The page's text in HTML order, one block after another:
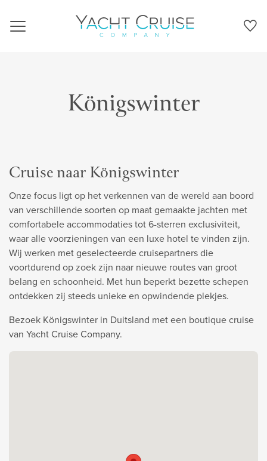
Navigation
Königswinter
Cruise naar Königswinter
Onze focus ligt op het verkennen van de wereld aan boord
van verschillende soorten op maat gemaakte jachten met
comfortabele accommodaties tot 6-sterren exclusiviteit,
waar alle voorzieningen van een luxe hotel te vinden zijn.
Wij werken met geselecteerde cruisepartners die
voortdurend op zoek zijn naar nieuwe routes van groot
belang en schoonheid. Met hun beperkt bezette schepen
ontdekken zij steeds unieke en opwindende plekjes.
Bezoek Königswinter in Duitsland met een boutique cruise
van Yacht Cruise Company.